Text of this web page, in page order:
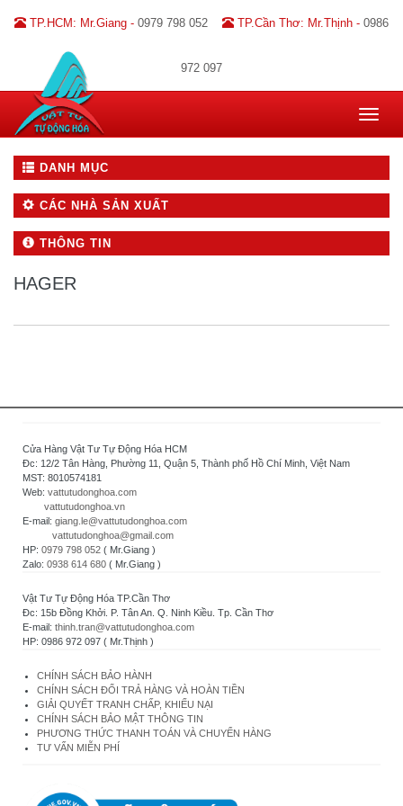
TP.HCM: Mr.Giang - 0979 798 052 TP.Cần Thơ: Mr.Thịnh - 0986
972 097
Toggle
DANH MỤC
CÁC NHÀ SẢN XUẤT
THÔNG TIN
HAGER
Cửa Hàng Vật Tư Tự Động Hóa HCM
Đc: 12/2 Tân Hàng, Phường 11, Quận 5, Thành phố Hồ Chí Minh, Việt Nam
MST: 8010574181
Web: vattutudonghoa.com
vattutudonghoa.vn
E-mail: giang.le@vattutudonghoa.com
vattutudonghoa@gmail.com
HP: 0979 798 052 ( Mr.Giang )
Zalo: 0938 614 680 ( Mr.Giang )
Vật Tư Tự Động Hóa TP.Cần Thơ
Đc: 15b Đồng Khởi. P. Tân An. Q. Ninh Kiều. Tp. Cần Thơ
E-mail: thinh.tran@vattutudonghoa.com
HP: 0986 972 097 ( Mr.Thịnh )
CHÍNH SÁCH BẢO HÀNH
CHÍNH SÁCH ĐỔI TRẢ HÀNG VÀ HOÀN TIỀN
GIẢI QUYẾT TRANH CHẤP, KHIẾU NẠI
CHÍNH SÁCH BẢO MẬT THÔNG TIN
PHƯƠNG THỨC THANH TOÁN VÀ CHUYỂN HÀNG
TƯ VẤN MIỄN PHÍ